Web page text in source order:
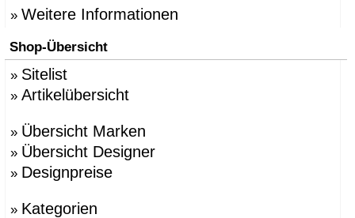
» Weitere Informationen
Shop-Übersicht
» Sitelist
» Artikelübersicht
» Übersicht Marken
» Übersicht Designer
» Designpreise
» Kategorien